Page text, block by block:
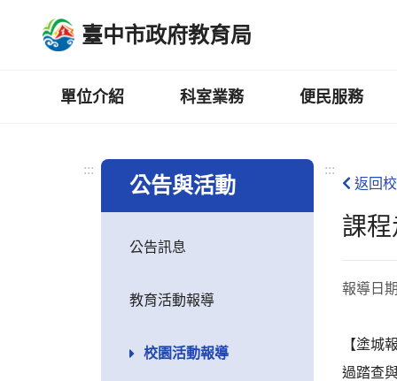
臺中市政府教育局
單位介紹 科室業務 便民服務
:::
公告與活動
公告訊息
教育活動報導
校園活動報導
:::
返回
課
報導日
【塗城
過踏查